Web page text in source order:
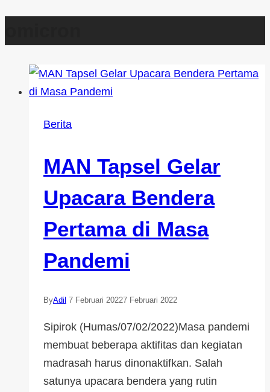
Berita
MAN Tapsel Gelar
Upacara Bendera
Pertama di Masa
Pandemi
ByAdil 7 Februari 20227 Februari 2022
Sipirok (Humas/07/02/2022)Masa pandemi
membuat beberapa aktifitas dan kegiatan
madrasah harus dinonaktifkan. Salah
satunya upacara bendera yang rutin